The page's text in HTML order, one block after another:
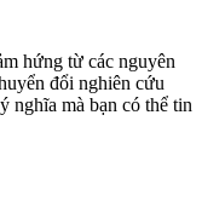
hứng từ các nguyên
đổi nghiên cứu
nghĩa mà bạn có thể tin